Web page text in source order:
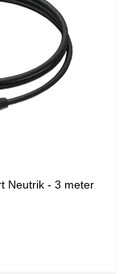
Neutrik - 3 meter